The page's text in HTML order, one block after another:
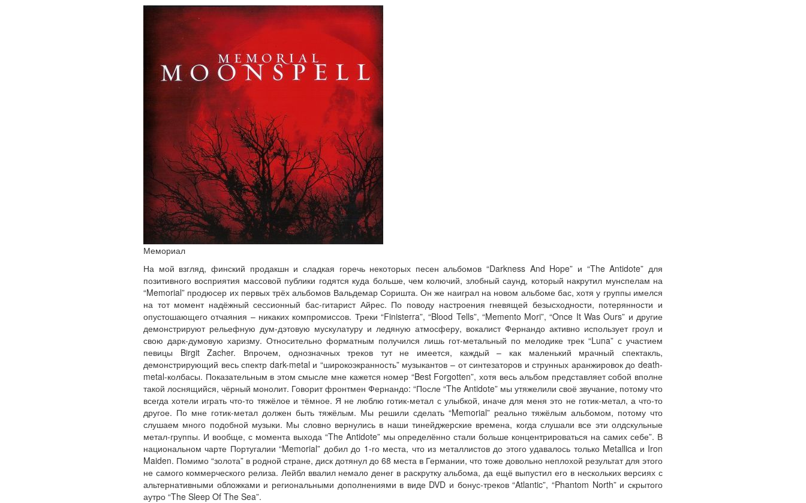
Мемориал
На мой взгляд, финский продакшн и сладкая горечь некоторых песен альбомов “Darkness And Hope” и “The Antidote” для
позитивного восприятия массовой публики годятся куда больше, чем колючий, злобный саунд, который накрутил мунспелам на
“Memorial” продюсер их первых трёх альбомов Вальдемар Соришта. Он же наиграл на новом альбоме бас, хотя у группы имелся
на тот момент надёжный сессионный бас-гитарист Айрес. По поводу настроения гневящей безысходности, потерянности и
опустошающего отчаяния – никаких компромиссов. Треки “Finisterra”, “Blood Tells”, “Memento Mori”, “Once It Was Ours” и другие
демонстрируют рельефную дум-дэтовую мускулатуру и ледяную атмосферу, вокалист Фернандо активно использует гроул и
свою дарк-думовую харизму. Относительно форматным получился лишь гот-метальный по мелодике трек “Luna” с участием
певицы Birgit Zacher. Впрочем, однозначных треков тут не имеется, каждый – как маленький мрачный спектакль,
демонстрирующий весь спектр dark-metal и “широкоэкранность” музыкантов – от синтезаторов и струнных аранжировок до death-
metal-колбасы. Показательным в этом смысле мне кажется номер “Best Forgotten”, хотя весь альбом представляет собой вполне
такой лоснящийся, чёрный монолит. Говорит фронтмен Фернандо: “После “The Antidote” мы утяжелили своё звучание, потому что
всегда хотели играть что-то тяжёлое и тёмное. Я не люблю готик-метал с улыбкой, иначе для меня это не готик-метал, а что-то
другое. По мне готик-метал должен быть тяжёлым. Мы решили сделать “Memorial” реально тяжёлым альбомом, потому что
слушаем много подобной музыки. Мы словно вернулись в наши тинейджерские времена, когда слушали все эти олдскульные
метал-группы. И вообще, с момента выхода “The Antidote” мы определённо стали больше концентрироваться на самих себе”. В
национальном чарте Португалии “Memorial” добил до 1-го места, что из металлистов до этого удавалось только Metallica и Iron
Maiden. Помимо “золота” в родной стране, диск дотянул до 68 места в Германии, что тоже довольно неплохой результат для этого
не самого коммерческого релиза. Лейбл ввалил немало денег в раскрутку альбома, да ещё выпустил его в нескольких версиях с
альтернативными обложками и региональными дополнениями в виде DVD и бонус-треков “Atlantic”, “Phantom North” и скрытого
аутро “The Sleep Of The Sea”.